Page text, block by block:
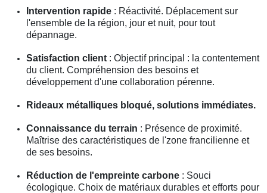
Intervention rapide : Réactivité. Déplacement sur
l'ensemble de la région, jour et nuit, pour tout
dépannage.
Satisfaction client : Objectif principal : la contentement
du client. Compréhension des besoins et
développement d'une collaboration pérenne.
Rideaux métalliques bloqué, solutions immédiates.
Connaissance du terrain : Présence de proximité.
Maîtrise des caractéristiques de l'zone francilienne et
de ses besoins.
Réduction de l'empreinte carbone : Souci
écologique. Choix de matériaux durables et efforts pour